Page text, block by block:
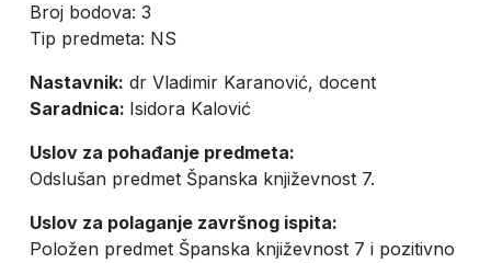
Broj bodova: 3
Tip predmeta: NS
Nastavnik: dr Vladimir Karanović, docent
Saradnica: Isidora Kalović
Uslov za pohađanje predmeta:
Odslušan predmet Španska književnost 7.
Uslov za polaganje završnog ispita:
Položen predmet Španska književnost 7 i pozitivno